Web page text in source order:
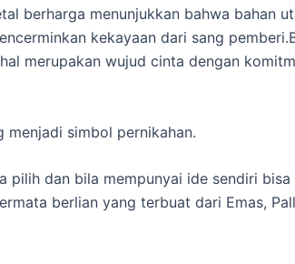
berharga menunjukkan bahwa bahan
kekayaan dari sang
merupakan wujud cinta dengan
menjadi simbol pernikahan.
pilih dan bila mempunyai ide sendiri
berlian yang terbuat dari Emas,